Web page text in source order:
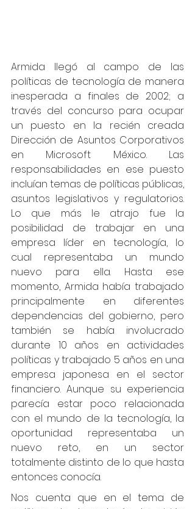
Armida llegó al campo de las
políticas de tecnología de manera
inesperada a finales de 2002; a
través del concurso para ocupar
un puesto en la recién creada
Dirección de Asuntos Corporativos
en Microsoft México. Las
responsabilidades en ese puesto
incluían temas de políticas públicas,
asuntos legislativos y regulatorios.
Lo que más le atrajo fue la
posibilidad de trabajar en una
empresa líder en tecnología, lo
cual representaba un mundo
nuevo para ella. Hasta ese
momento, Armida había trabajado
principalmente en diferentes
dependencias del gobierno, pero
también se había involucrado
durante 10 años en actividades
políticas y trabajado 5 años en una
empresa japonesa en el sector
financiero. Aunque su experiencia
parecía estar poco relacionada
con el mundo de la tecnología, la
oportunidad representaba un
nuevo reto, en un sector
totalmente distinto de lo que hasta
entonces conocía.
Nos cuenta que en el tema de